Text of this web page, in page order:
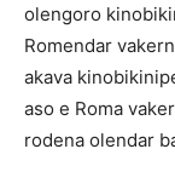
olengoro
Romendar
akava
aso e Roma
rodena olendar